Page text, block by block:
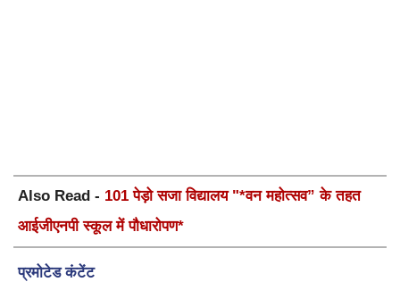
Also Read - 101 पेड़ो सजा विद्यालय "*वन महोत्सव” के तहत
आईजीएनपी स्कूल में पौधारोपण*